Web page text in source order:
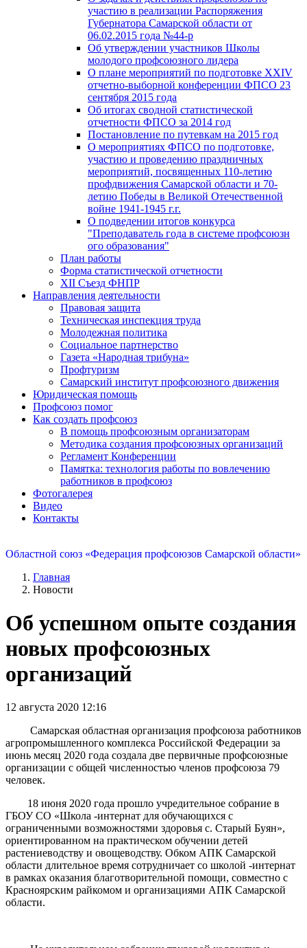
участию в реализации Распоряжения
Губернатора Самарской области от
06.02.2015 года №44-р
Об утверждении участников Школы
молодого профсоюзного лидера
О плане мероприятий по подготовке XXIV
отчетно-выборной конференции ФПСО 23
сентября 2015 года
Об итогах сводной статистической
отчетности ФПСО за 2014 год
Постановление по путевкам на 2015 год
О мероприятиях ФПСО по подготовке,
участию и проведению праздничных
мероприятий, посвященных 110-летию
профдвижения Самарской области и 70-
летию Победы в Великой Отечественной
войне 1941-1945 г.г.
О подведении итогов конкурса
"Преподаватель года в системе профсоюзн
ого образования"
План работы
Форма статистической отчетности
XII Съезд ФНПР
Направления деятельности
Правовая защита
Техническая инспекция труда
Молодежная политика
Социальное партнерство
Газета «Народная трибуна»
Профтуризм
Самарский институт профсоюзного движения
Юридическая помощь
Профсоюз помог
Как создать профсоюз
В помощь профсоюзным организаторам
Методика создания профсоюзных организаций
Регламент Конференции
Памятка: технология работы по вовлечению
работников в профсоюз
Фотогалерея
Видео
Контакты
Областной союз «Федерация профсоюзов Самарской области»
Главная
Новости
Об успешном опыте создания
новых профсоюзных
организаций
12 августа 2020 12:16
Самарская областная организация профсоюза работников
агропромышленного комплекса Российской Федерации за
июнь месяц 2020 года создала две первичные профсоюзные
организации с общей численностью членов профсоюза 79
человек.
18 июня 2020 года прошло учредительное собрание в
ГБОУ СО «Школа -интернат для обучающихся с
ограниченными возможностями здоровья с. Старый Буян»,
ориентированном на практическом обучении детей
растениеводству и овощеводству. Обком АПК Самарской
области длительное время сотрудничает со школой -интернат
в рамках оказания благотворительной помощи, совместно с
Красноярским райкомом и организациями АПК Самарской
области.